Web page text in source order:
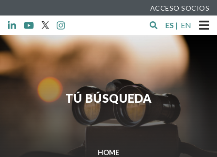
ACCESO SOCIOS
ES | EN
TÚ BÚSQUEDA
HOME